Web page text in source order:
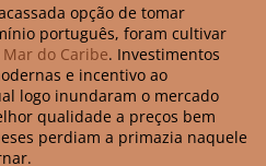
opção de tomar
português, foram cultivar
Mar do Caribe. Investimentos
e incentivo ao
logo inundaram o mercado
qualidade a preços bem
perdiam a primazia naquele